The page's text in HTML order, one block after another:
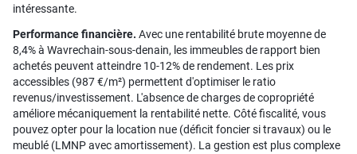
intéressante.
Performance financière. Avec une rentabilité brute moyenne de
8,4% à Wavrechain-sous-denain, les immeubles de rapport bien
achetés peuvent atteindre 10-12% de rendement. Les prix
accessibles (987 €/m²) permettent d'optimiser le ratio
revenus/investissement. L'absence de charges de copropriété
améliore mécaniquement la rentabilité nette. Côté fiscalité, vous
pouvez opter pour la location nue (déficit foncier si travaux) ou le
meublé (LMNP avec amortissement). La gestion est plus complexe